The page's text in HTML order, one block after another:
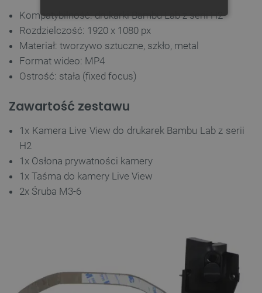
Kompatybilność: drukarki Bambu Lab z serii H2
Rozdzielczość: 1920 x 1080 px
Materiał: tworzywo sztuczne, szkło, metal
Format wideo: MP4
Ostrość: stała (fixed focus)
Zawartość zestawu
1x Kamera Live View do drukarek Bambu Lab z serii
H2
1x Osłona prywatności kamery
1x Taśma do kamery Live View
2x Śruba M3-6
NIEZBĘDNE WYDAJNOŚĆ
TARGETOWANIE
FUNKCJONALNOŚĆ
Niezbędne Wydajność Targetowanie
Niezbędne pliki cookie umożliwiają korzystanie z
podstawowych funkcji strony internetowej, takich
jak logowanie użytkownika i zarządzanie kontem.
Bez niezbędnych plików cookie nie można
.botland.com.pl